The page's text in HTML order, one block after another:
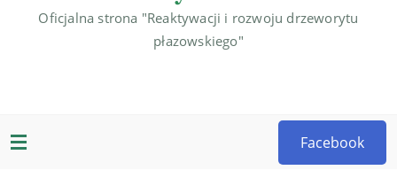
Oficjalna strona "Reaktywacji i rozwoju drzeworytu
płazowskiego"
Facebook